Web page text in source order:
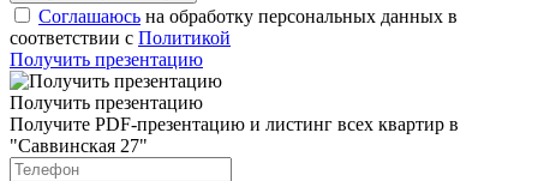
Соглашаюсь на обработку персональных данных в
соответствии с Политикой
Получить презентацию
Получить презентацию
Получите PDF-презентацию и листинг всех квартир в
"Саввинская 27"